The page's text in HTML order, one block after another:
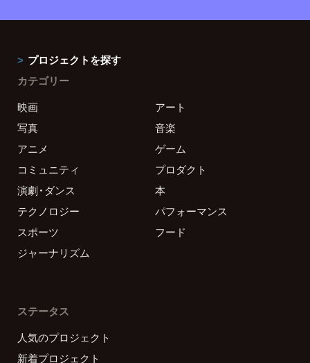
プロジェクトを探す
カテゴリー
映画
アート
写真
音楽
アニメ
ゲーム
コミュニティ
プロダクト
演劇・ダンス
本
テクノロジー
パフォーマンス
スポーツ
フード
ジャーナリズム
ステータス
人気のプロジェクト
新着プロジェクト